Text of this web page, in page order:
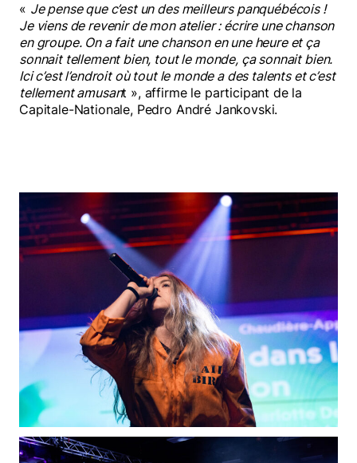
« Je pense que c’est un des meilleurs panquébécois !
Je viens de revenir de mon atelier : écrire une chanson
en groupe. On a fait une chanson en une heure et ça
sonnait tellement bien, tout le monde, ça sonnait bien.
Ici c’est l’endroit où tout le monde a des talents et c’est
tellement amusant », affirme le participant de la
Capitale-Nationale, Pedro André Jankovski.